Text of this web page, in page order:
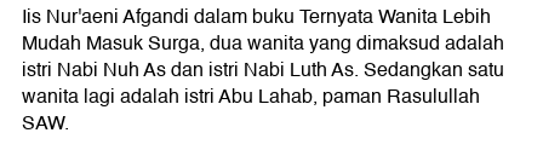
Iis Nur'aeni Afgandi dalam buku Ternyata Wanita Lebih
Mudah Masuk Surga, dua wanita yang dimaksud adalah
istri Nabi Nuh As dan istri Nabi Luth As. Sedangkan satu
wanita lagi adalah istri Abu Lahab, paman Rasulullah
SAW.